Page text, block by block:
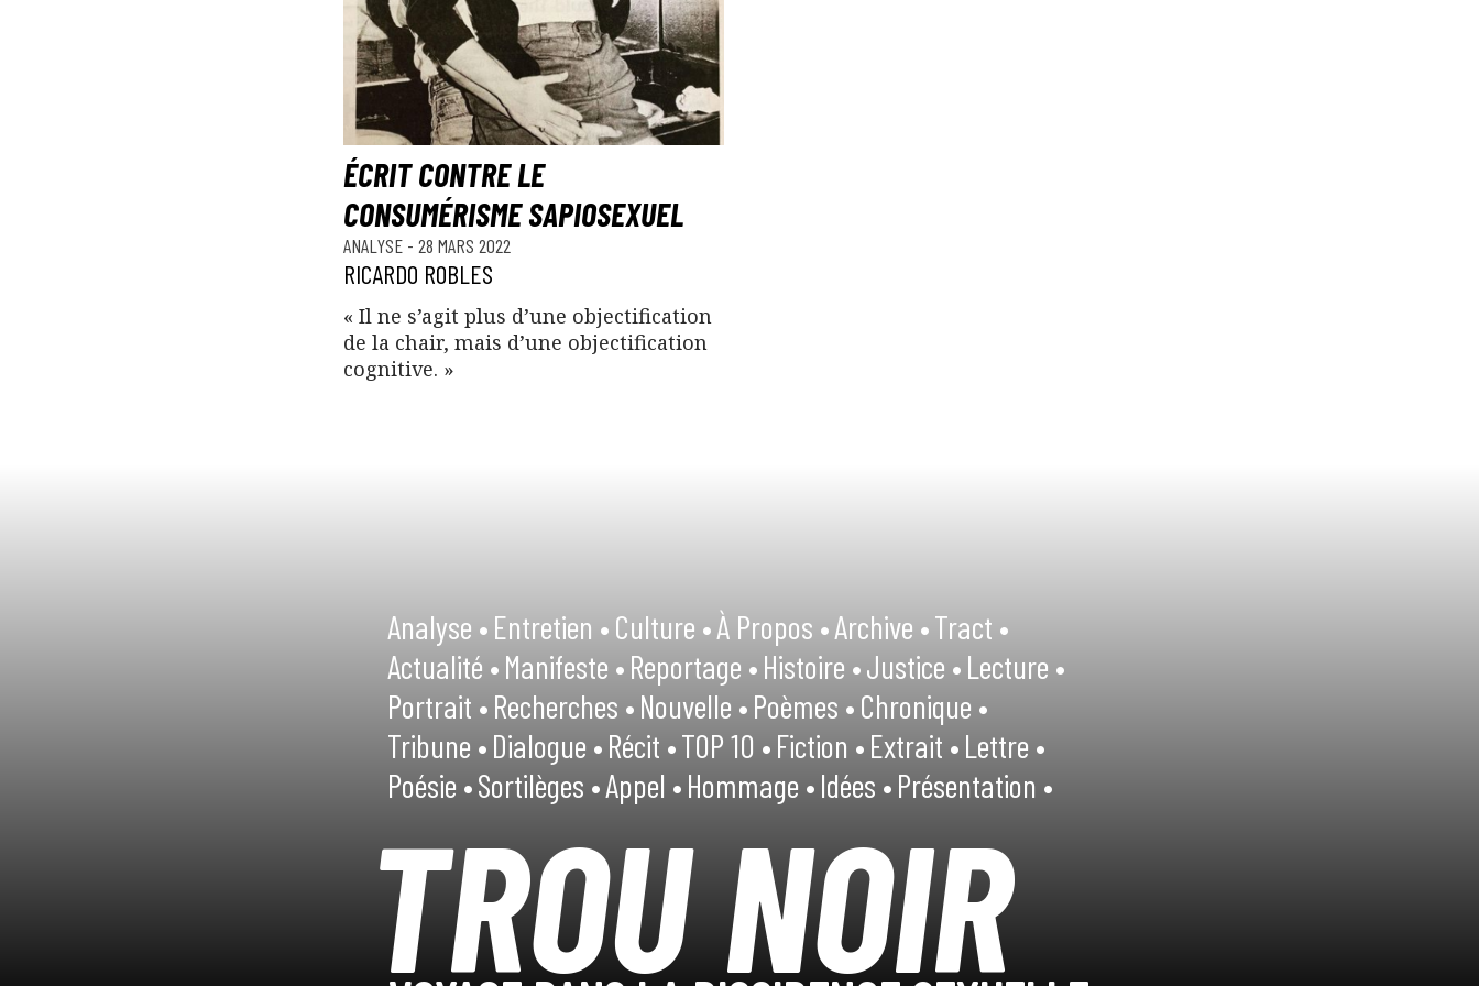
ÉCRIT CONTRE LE
CONSUMÉRISME SAPIOSEXUEL
ANALYSE - 28 MARS 2022
RICARDO ROBLES
« Il ne s’agit plus d’une objectification
de la chair, mais d’une objectification
cognitive. »
Analyse •Entretien •Culture •À Propos •Archive •Tract •
Actualité •Manifeste •Reportage •Histoire •Justice •Lecture •
Portrait •Recherches •Nouvelle •Poèmes •Chronique •
Tribune •Dialogue •Récit •TOP 10 •Fiction •Extrait •Lettre •
Poésie •Sortilèges •Appel •Hommage •Idées •Présentation •
TROU NOIR